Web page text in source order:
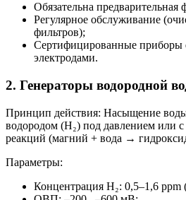
Обязательна предварительная
Регулярное обслуживание
фильтров);
Сертифицированные приборы
электродами.
2. Генераторы водородной
Принцип действия: Насыщение
водородом (H₂) под давлением или
реакций (магний + вода →
Параметры:
Концентрация H₂: 0,5–1,6 ppm